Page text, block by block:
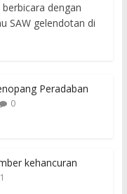
dengan
SAW gelendotan di
Peradaban
0
kehancuran
1